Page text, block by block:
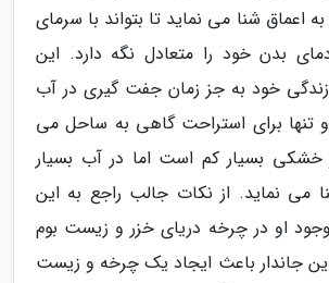
اعماق شنا می نماید تا بتواند با سرمای
بدن خود را متعادل نگه دارد. این
زندگی خود به جز زمان جفت گیری در آب
تنها برای استراحت گاهی به ساحل می
خشکی بسیار کم است اما در آب بسیار
می نماید. از نکات جالب راجع به این
او در چرخه دریای خزر و زیست بوم
جاندار باعث ایجاد یک چرخه و زیست